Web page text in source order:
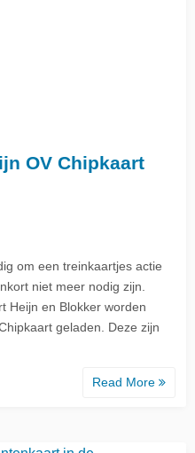
OV Chipkaart
om een treinkaartjes actie
niet meer nodig zijn.
Heijn en Blokker worden
geladen. Deze zijn
Read More